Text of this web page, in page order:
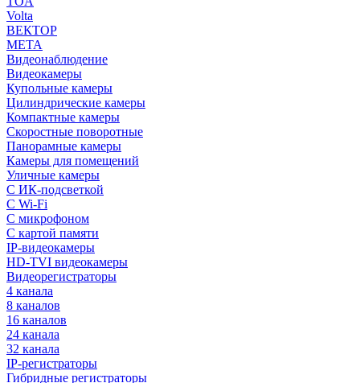
Volta
ВЕКТОР
МЕТА
Видеонаблюдение
Видеокамеры
Купольные камеры
Цилиндрические камеры
Компактные камеры
Скоростные поворотные
Панорамные камеры
Камеры для помещений
Уличные камеры
С ИК-подсветкой
С Wi-Fi
С микрофоном
С картой памяти
IP-видеокамеры
HD-TVI видеокамеры
Видеорегистраторы
4 канала
8 каналов
16 каналов
24 канала
32 канала
IP-регистраторы
Гибридные регистраторы